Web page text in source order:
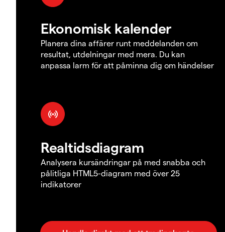
Ekonomisk kalender
Planera dina affärer runt meddelanden om
resultat, utdelningar med mera. Du kan
anpassa larm för att påminna dig om händelser
Realtidsdiagram
Analysera kursändringar på med snabba och
pålitliga HTML5-diagram med över 25
indikatorer